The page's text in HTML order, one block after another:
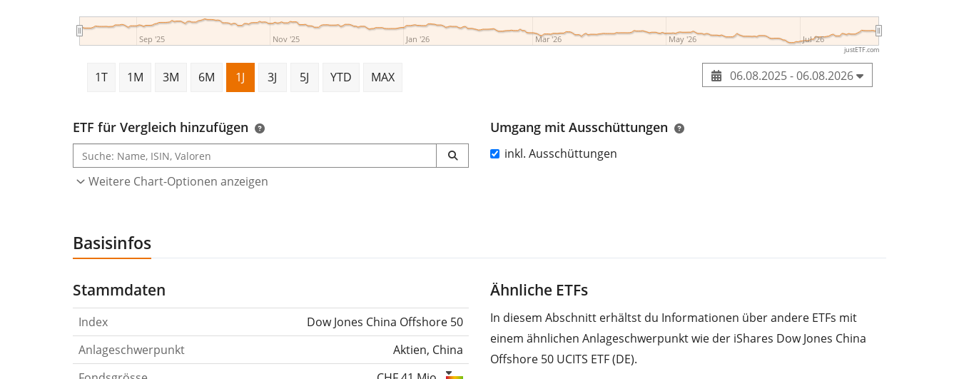
Sep '25 Nov '25 Jan '26 Mar '26 May '26 Jul '26
justETF.com
1T 1M 3M 6M 1J 3J 5J YTD MAX 06.08.2025 - 06.08.2026
ETF für Vergleich hinzufügen Umgang mit Ausschüttungen
inkl. Ausschüttungen
Weitere Chart-Optionen anzeigen
Basisinfos
Stammdaten
Index
Dow Jones China Offshore 50
Anlageschwerpunkt
Aktien, China
Ähnliche ETFs
In diesem Abschnitt erhältst du Informationen über andere ETFs mit
einem ähnlichen Anlageschwerpunkt wie der iShares Dow Jones China
Offshore 50 UCITS ETF (DE).